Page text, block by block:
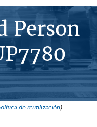
Person
de reutilización).